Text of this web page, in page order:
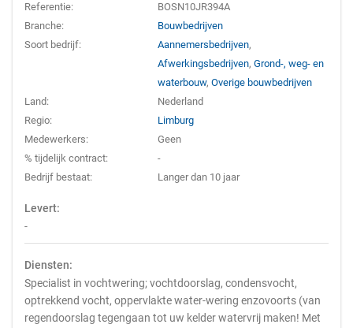
Referentie:
BOSN10JR394A
Branche:
Bouwbedrijven
Soort bedrijf:
Aannemersbedrijven,
Afwerkingsbedrijven,Grond-, weg- en
waterbouw,Overige bouwbedrijven
Land:
Nederland
Regio:
Limburg
Medewerkers:
Geen
% tijdelijk contract:
-
Bedrijf bestaat:
Langer dan 10 jaar
Levert:
-
Diensten:
Specialist in vochtwering; vochtdoorslag, condensvocht,
optrekkend vocht, oppervlakte water-wering enzovoorts (van
regendoorslag tegengaan tot uw kelder watervrij maken! Met